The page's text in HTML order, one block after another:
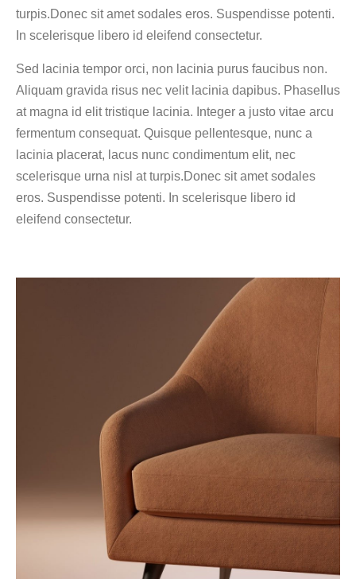
turpis.Donec sit amet sodales eros. Suspendisse potenti.
In scelerisque libero id eleifend consectetur.
Sed lacinia tempor orci, non lacinia purus faucibus non.
Aliquam gravida risus nec velit lacinia dapibus. Phasellus
at magna id elit tristique lacinia. Integer a justo vitae arcu
fermentum consequat. Quisque pellentesque, nunc a
lacinia placerat, lacus nunc condimentum elit, nec
scelerisque urna nisl at turpis.Donec sit amet sodales
eros. Suspendisse potenti. In scelerisque libero id
eleifend consectetur.